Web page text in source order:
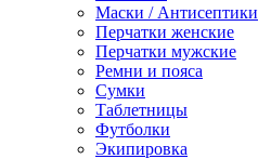
Маски / Антисептики
Перчатки женские
Перчатки мужские
Ремни и пояса
Сумки
Таблетницы
Футболки
Экипировка